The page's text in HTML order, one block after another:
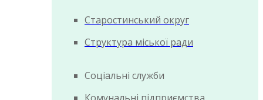
Старостинський округ
Структура міської ради
Соціальні служби